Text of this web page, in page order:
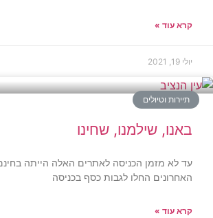
קרא עוד »
יולי 19, 2021
תיירות וטיולים
באנו, שילמנו, שחינו
עד לא מזמן הכניסה לאתרים האלה הייתה
האחרונים החלו לגבות כסף בכניסה
קרא עוד »